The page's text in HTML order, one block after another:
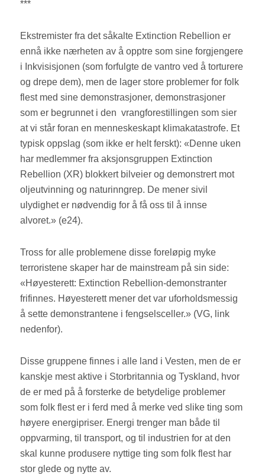
***
Ekstremister fra det såkalte Extinction Rebellion er
ennå ikke nærheten av å opptre som sine forgjengere
i Inkvisisjonen (som forfulgte de vantro ved å torturere
og drepe dem), men de lager store problemer for folk
flest med sine demonstrasjoner, demonstrasjoner
som er begrunnet i den vrangforestillingen som sier
at vi står foran en menneskeskapt klimakatastrofe. Et
typisk oppslag (som ikke er helt ferskt): «Denne uken
har medlemmer fra aksjonsgruppen Extinction
Rebellion (XR) blokkert bilveier og demonstrert mot
oljeutvinning og naturinngrep. De mener sivil
ulydighet er nødvendig for å få oss til å innse
alvoret.» (e24).
Tross for alle problemene disse foreløpig myke
terroristene skaper har de mainstream på sin side:
«Høyesterett: Extinction Rebellion-demonstranter
frifinnes. Høyesterett mener det var uforholdsmessig
å sette demonstrantene i fengselsceller.» (VG, link
nedenfor).
Disse gruppene finnes i alle land i Vesten, men de er
kanskje mest aktive i Storbritannia og Tyskland, hvor
de er med på å forsterke de betydelige problemer
som folk flest er i ferd med å merke ved slike ting som
høyere energipriser. Energi trenger man både til
oppvarming, til transport, og til industrien for at den
skal kunne produsere nyttige ting som folk flest har
stor glede og nytte av.